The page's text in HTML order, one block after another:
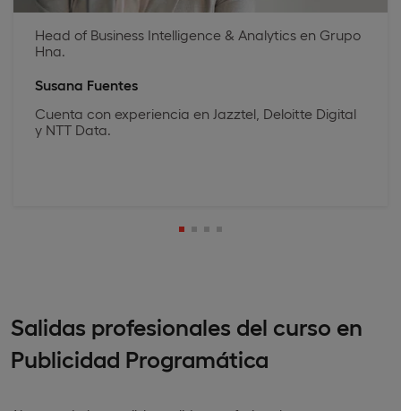
Head of Business Intelligence & Analytics en Grupo
Hna.
Susana Fuentes
Cuenta con experiencia en Jazztel, Deloitte Digital
y NTT Data.
Salidas profesionales del curso en
Publicidad Programática